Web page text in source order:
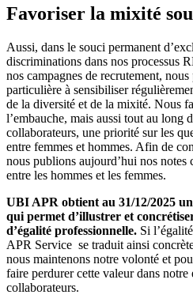
Favoriser la mixité
Aussi, dans le souci permanent
discriminations dans nos processus
nos campagnes de recrutement,
particulière à sensibiliser
de la diversité et de la mixité. Nous
l’embauche, mais aussi tout au long
collaborateurs, une priorité sur les
entre femmes et hommes. Afin de
nous publions aujourd’hui nos notes
entre les hommes et les femmes.
UBI APR obtient au 31/12/2025
qui permet d’illustrer et
d’égalité professionnelle. Si
APR Service se traduit ainsi
nous maintenons notre volonté et
faire perdurer cette valeur dans notre
collaborateurs.